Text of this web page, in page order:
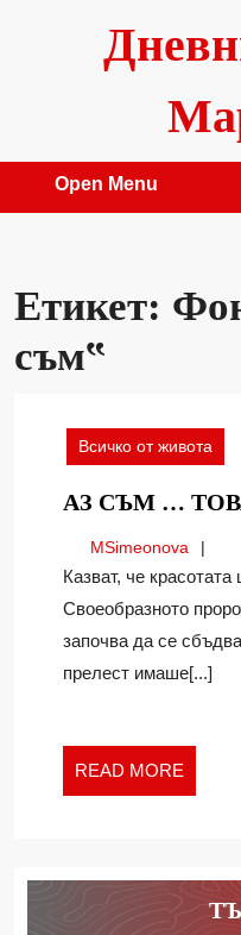
Open Menu
Етикет:
съм‟
Всичко от живота
АЗ СЪМ …
MSimeonova
Казват, че красотата ще спаси света.
Своеобразното
започва да се
прелест имаше[...]
READ MORE
MORE